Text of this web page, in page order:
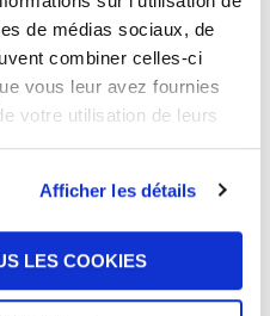
de médias sociaux, de
combiner celles-ci
vous leur avez fournies
votre utilisation de leurs
Afficher les détails
LES COOKIES
King dans les
internationales en